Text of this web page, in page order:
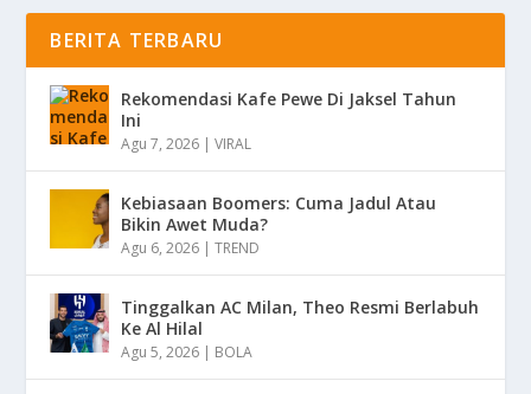
BERITA TERBARU
Rekomendasi Kafe Pewe Di Jaksel Tahun
Ini
Agu 7, 2026 |VIRAL
Kebiasaan Boomers: Cuma Jadul Atau
Bikin Awet Muda?
Agu 6, 2026 |TREND
Tinggalkan AC Milan, Theo Resmi Berlabuh
Ke Al Hilal
Agu 5, 2026 | BOLA